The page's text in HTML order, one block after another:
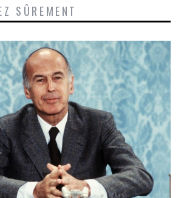
SÛREMENT